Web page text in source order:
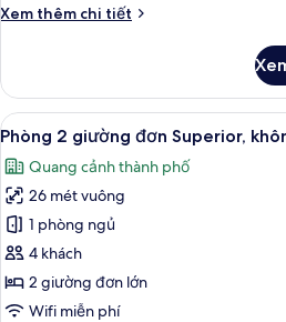
thuốc
Xem thêm chi tiết
Chi
Phòng
đôi
Superior,
không
hút
thuốc
(Edmont)
Xem
tất
cả
ảnh
Phòng
2
giường
đơn
Bộ
18
Phòng 2 giường đơn Superior,
Quang cảnh thành phố
26 mét vuông
1 phòng ngủ
4 khách
2 giường đơn lớn
Wifi miễn phí